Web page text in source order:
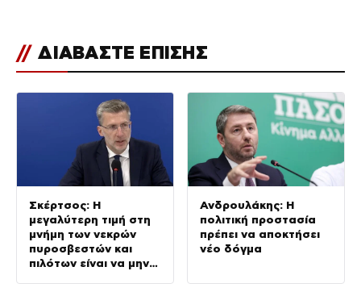
// ΔΙΑΒΑΣΤΕ ΕΠΙΣΗΣ
Σκέρτσος: Η
μεγαλύτερη τιμή στη
μνήμη των νεκρών
πυροσβεστών και
πιλότων είναι να μην
Ανδρουλάκης: Η
πολιτική προστασία
πρέπει να αποκτήσει
νέο δόγμα